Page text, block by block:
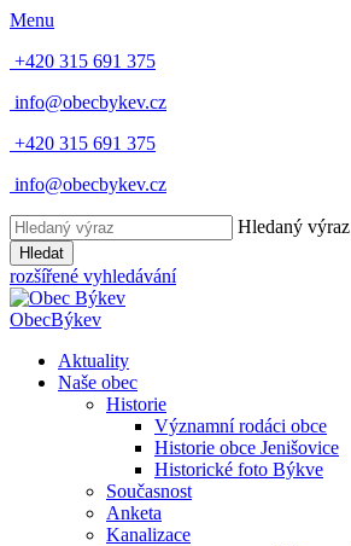
Menu
+420 315 691 375
info@obecbykev.cz
+420 315 691 375
info@obecbykev.cz
Hledaný výraz
Hledat
rozšířené vyhledávání
ObecBýkev
Aktuality
Naše obec
Historie
Významní rodáci obce
Historie obce Jenišovice
Historické foto Býkve
Současnost
Anketa
Kanalizace